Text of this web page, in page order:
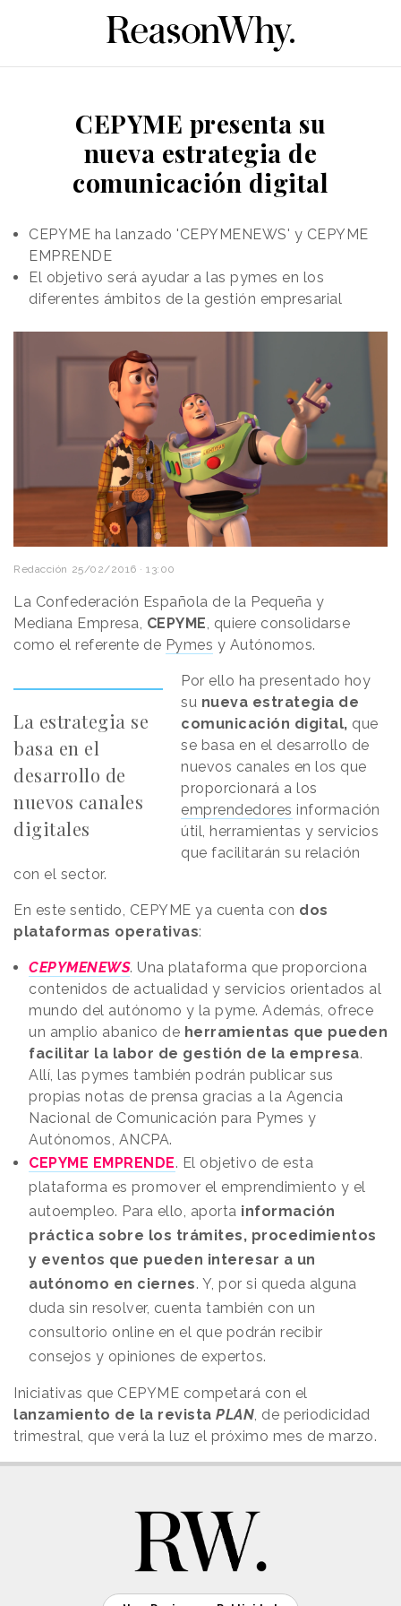
CEPYME presenta su
nueva estrategia de
comunicación digital
CEPYME ha lanzado 'CEPYMENEWS' y CEPYME
EMPRENDE
El objetivo será ayudar a las pymes en los
diferentes ámbitos de la gestión empresarial
Redacción 25/02/2016 · 13:00
La Confederación Española de la Pequeña y
Mediana Empresa, CEPYME, quiere consolidarse
como el referente de Pymes y Autónomos.
La estrategia se
basa en el
desarrollo de
nuevos canales
digitales
Por ello ha presentado hoy
su nueva estrategia de
comunicación digital, que
se basa en el desarrollo de
nuevos canales en los que
proporcionará a los
emprendedores información
útil, herramientas y servicios
que facilitarán su relación
con el sector.
En este sentido, CEPYME ya cuenta con dos
plataformas operativas:
CEPYMENEWS. Una plataforma que proporciona
contenidos de actualidad y servicios orientados al
mundo del autónomo y la pyme. Además, ofrece
un amplio abanico de herramientas que pueden
facilitar la labor de gestión de la empresa.
Allí, las pymes también podrán publicar sus
propias notas de prensa gracias a la Agencia
Nacional de Comunicación para Pymes y
Autónomos, ANCPA.
CEPYME EMPRENDE. El objetivo de esta
plataforma es promover el emprendimiento y el
autoempleo. Para ello, aporta información
práctica sobre los trámites, procedimientos
y eventos que pueden interesar a un
autónomo en ciernes. Y, por si queda alguna
duda sin resolver, cuenta también con un
consultorio online en el que podrán recibir
consejos y opiniones de expertos.
Iniciativas que CEPYME competará con el
lanzamiento de la revista PLAN, de periodicidad
trimestral, que verá la luz el próximo mes de marzo.